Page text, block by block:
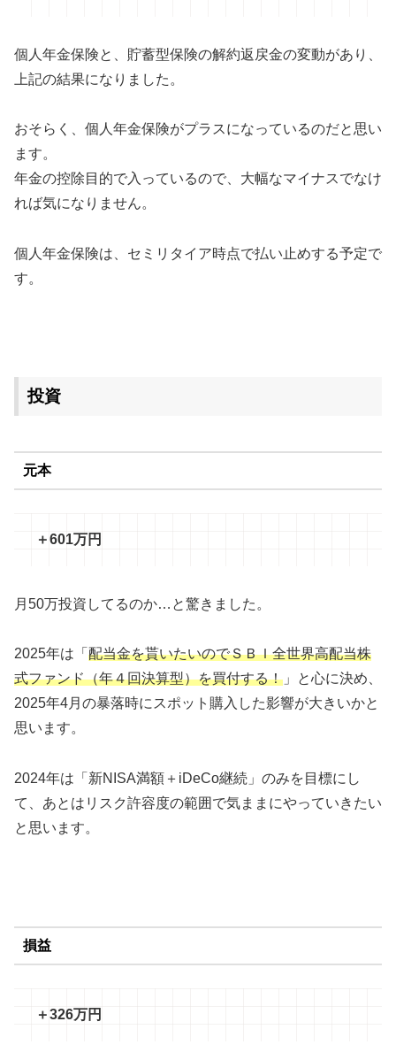
個人年金保険と、貯蓄型保険の解約返戻金の変動があり、
上記の結果になりました。
おそらく、個人年金保険がプラスになっているのだと思い
ます。
年金の控除目的で入っているので、大幅なマイナスでなけ
れば気になりません。
個人年金保険は、セミリタイア時点で払い止めする予定で
す。
投資
元本
＋601万円
月50万投資してるのか…と驚きました。
2025年は「 配当金を貰いたいのでＳＢＩ全世界高配当株
式ファンド（年４回決算型）を買付する！ 」と心に決め、
2025年4月の暴落時にスポット購入した影響が大きいかと
思います。
2024年は「新NISA満額＋iDeCo継続」のみを目標にし
て、あとはリスク許容度の範囲で気ままにやっていきたい
と思います。
損益
＋326万円